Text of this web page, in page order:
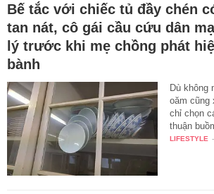
Bế tắc với chiếc tủ đầy chén
tan nát, cô gái cầu cứu dân
lý trước khi mẹ chồng phát
bành
Dù không
oăm cũng
chỉ chọn
thuận
LIFESTYLE -